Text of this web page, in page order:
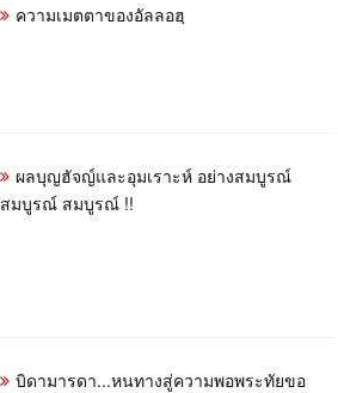
ความเมตตาของอัลลอฮฺ
ผลบุญฮัจญ์และอุมเราะห์ อย่างสมบูรณ์
สมบูรณ์ สมบูรณ์ !!
บิดามารดา...หนทางสู่ความพอพระทัยขอ